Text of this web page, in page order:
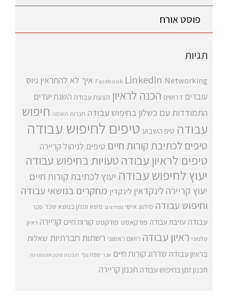
פוסט אורח
תגיות
Facebook LinkedIn Networking איך לא להתראין גיוס
עובדים דרושים הכנה לראיון הצעת עבודה השגת יעדים
התמודדות עם כשלון בחיפוש עבודה חברות השמה חיפוש
עבודה טיפ השבוע טיפים לחיפוש עבודה
טיפים לכתיבת קורות חיים טיפים לניהול קריירה
טיפים לראיון עבודהטעויות בחיפוש עבודה
יעוץ לחיפוש עבודה יעוץ לכתיבת קורות חיים
יעוץ קריירה לינקדאין לינקדין מחקרים בנושאי עבודה
וחיפוש עבודה מיתוג אישי ממליצים משא ומתן בנושא שכר סקר
עבודה עזיבת עבודה פודקאסט פודקסט קורות חיים קריירה ראיון
טלפוני ראיון עבודה רושם ראשוני רשתות חברתיות שאלות
בראיון עבודה שדרוג קורות חיים שכר שפת גוף תוכנות סינון אוטומטיות
תכנון זמן בחיפוש עבודה תכנון קריירה